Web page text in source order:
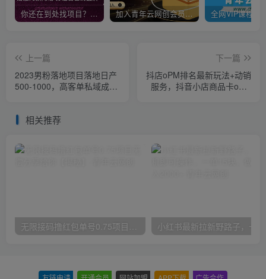
你还在到处找项目？还在当韭菜？我靠卖项目一个月收入5万+，曾经我也是个失败者。 加入青年云网创会员，全站资源免费学习。加入高级合伙人，推广日入1000+
上一篇
2023男粉落地项目落地日产
500-1000，高客单私域成
下一篇
抖店oPM排名最新玩法+动销
服务，抖音小店商品卡oPM
相关推荐
无限接码撸红包单号0.75项目无偿分享给你【揭秘】